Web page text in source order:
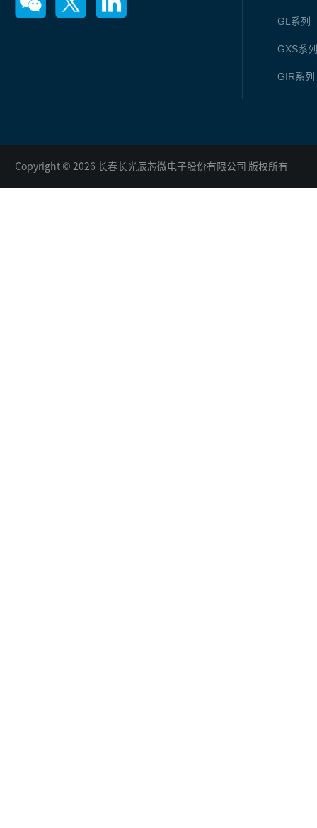
GL 系列
GXS系
GIR系列
Copyright © 2026 长春长光辰芯微电子股份有限公司 版权所有